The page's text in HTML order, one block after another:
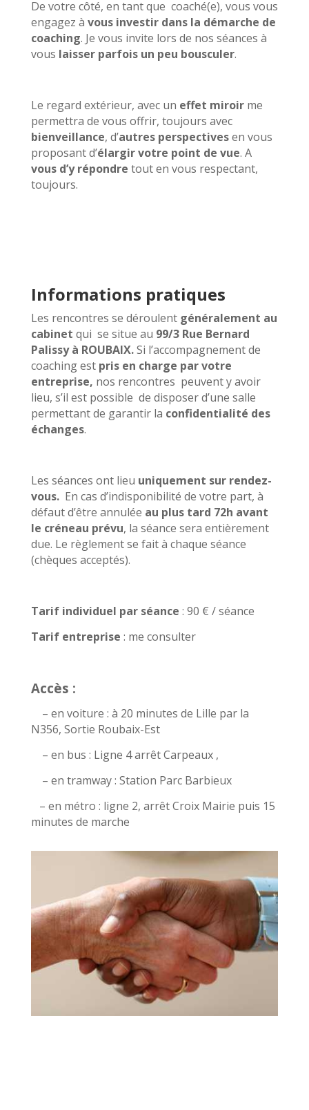
De votre côté, en tant que coaché(e), vous vous
engagez à vous investir dans la démarche de
coaching. Je vous invite lors de nos séances à
vous laisser parfois un peu bousculer.
Le regard extérieur, avec un effet miroirme
permettra de vous offrir, toujours avec
bienveillance, d’autres perspectivesen vous
proposant d’élargir votre point de vue. A
vous d’y répondre tout en vous respectant,
toujours.
Informations pratiques
Les rencontres se déroulent généralement au
cabinet qui se situe au 99/3 Rue Bernard
Palissy à ROUBAIX.Si l’accompagnement de
coaching est pris en charge par votre
entreprise, nos rencontres peuvent y avoir
lieu, s’il est possible de disposer d’une salle
permettant de garantir la confidentialité des
échanges.
Les séances ont lieu uniquement sur rendez-
vous.En cas d’indisponibilité de votre part, à
défaut d’être annulée au plus tard 72h avant
le créneau prévu, la séance sera entièrement
due. Le règlement se fait à chaque séance
(chèques acceptés).
Tarif individuel par séance : 90 € / séance
Tarif entreprise : me consulter
Accès :
– en voiture : à 20 minutes de Lille par la
N356, Sortie Roubaix-Est
– en bus : Ligne 4 arrêt Carpeaux ,
– en tramway : Station Parc Barbieux
– en métro : ligne 2, arrêt Croix Mairie puis 15
minutes de marche